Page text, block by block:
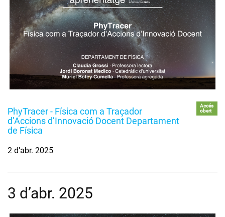
PhyTracer - Física com a Traçador
d’Accions d’Innovació Docent Departament
de Física
Accés
obert
2 d’abr. 2025
3 d’abr. 2025